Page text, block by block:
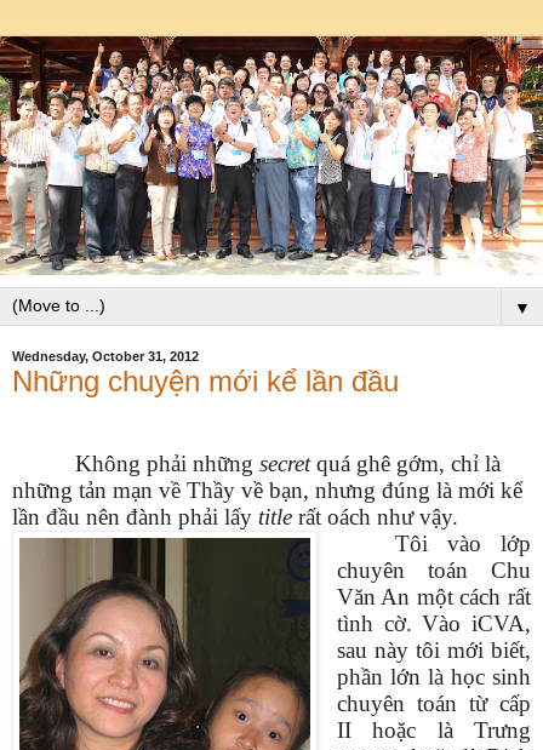
▼
Wednesday, October 31, 2012
Những chuyện mới kể lần đầu
Không phải những secretquá ghê gớm, chỉ là
những tản mạn về Thầy về bạn, nhưng đúng là mới kể
lần đầu nên đành phải lấy title rất oách như vậy.
Tôi vào lớp
chuyên toán Chu
Văn An một cách rất
tình cờ. Vào iCVA,
sau này tôi mới biết,
phần lớn là học sinh
chuyên toán từ cấp
II hoặc là Trưng